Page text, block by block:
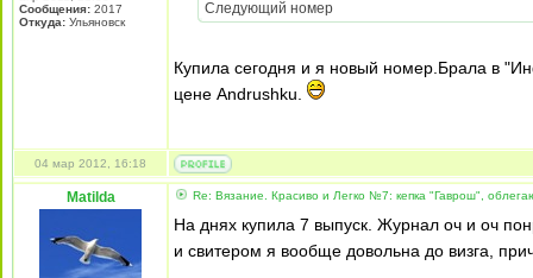
Сообщения: 2017
Откуда: Ульяновск
Следующий номер
Купила сегодня и я новый номер.Брала в
цене Andrushku.
04 мар 2012, 16:18
Matilda Re: Вязание. Красиво и Легко №7: кепка "Гаврош",
На днях купила 7 выпуск. Журнал оч и оч
и свитером я вообще довольна до визга,